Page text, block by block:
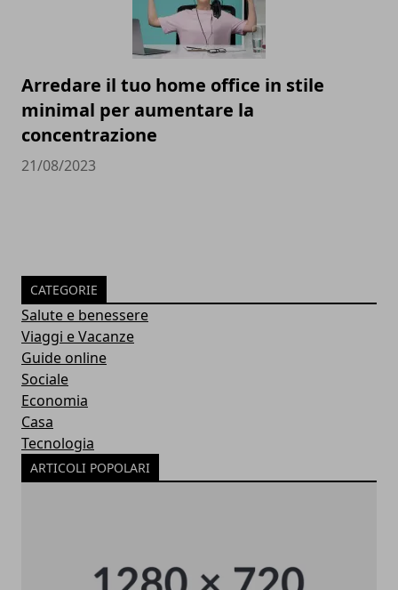
Arredare il tuo home office in stile
minimal per aumentare la
concentrazione
21/08/2023
CATEGORIE
Salute e benessere
Viaggi e Vacanze
Guide online
Sociale
Economia
Casa
Tecnologia
ARTICOLI POPOLARI